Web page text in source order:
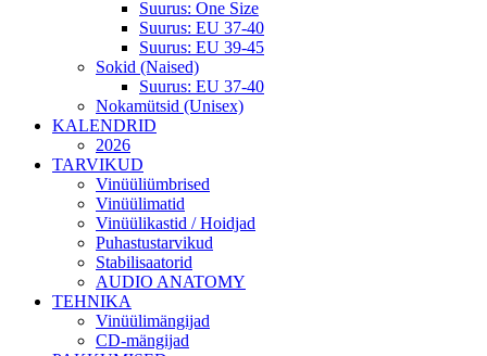
Suurus: One Size
Suurus: EU 37-40
Suurus: EU 39-45
Sokid (Naised)
Suurus: EU 37-40
Nokamütsid (Unisex)
KALENDRID
2026
TARVIKUD
Vinüüliümbrised
Vinüülimatid
Vinüülikastid / Hoidjad
Puhastustarvikud
Stabilisaatorid
AUDIO ANATOMY
TEHNIKA
Vinüülimängijad
CD-mängijad